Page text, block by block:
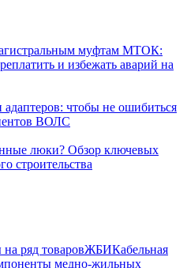
муфтам МТОК:
и избежать аварий на
чтобы не ошибиться
ВОЛС
люки? Обзор ключевых
строительства
ряд товаровЖБИКабельная
медно-жильных